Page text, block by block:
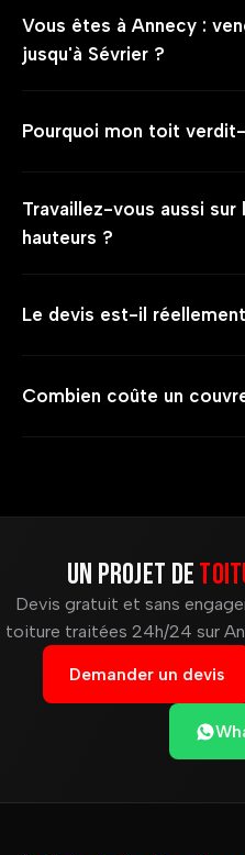
Vous êtes à Annecy :
jusqu'à Sévrier ?
Pourquoi mon toit
Travaillez-vous aussi
hauteurs ?
Le devis est-il
Combien coûte un
Un projet de
Devis gratuit et sans
toiture traitées 24h/24 sur
Demander un devis